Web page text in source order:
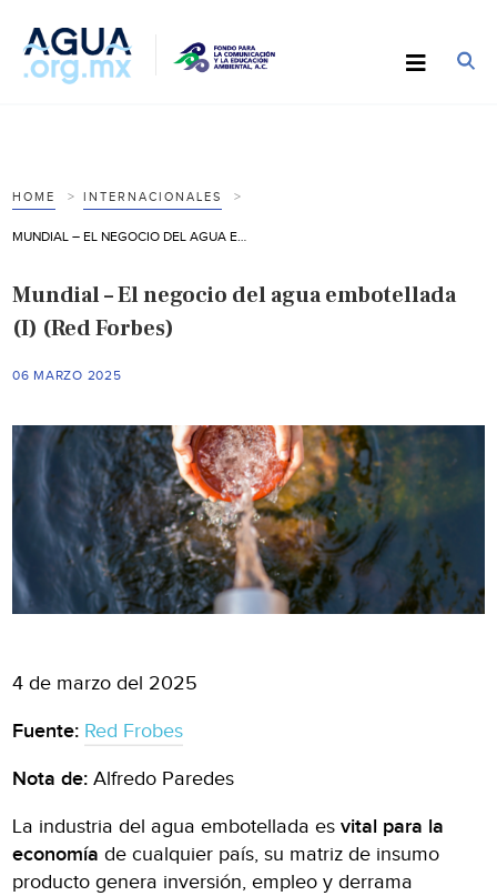
HOME INTERNACIONALES
Mundial – El negocio del agua embotellada
(I) (Red Forbes)
06 MARZO 2025
4 de marzo del 2025
Fuente: Red Frobes
Nota de:Alfredo Paredes
La industria del agua embotellada esvital para la
economía de cualquier país, su matriz de insumo
producto genera inversión, empleo y derrama